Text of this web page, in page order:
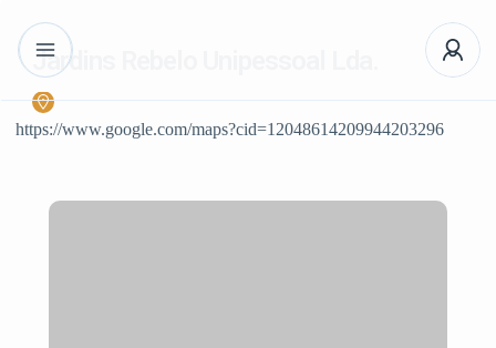
Jardins Rebelo Unipessoal Lda.
https://www.google.com/maps?cid=12048614209944203296